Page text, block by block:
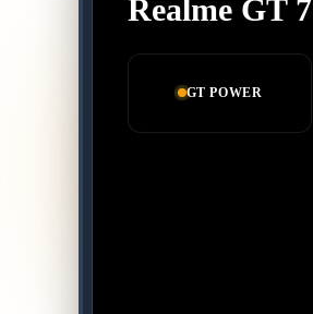
Realme GT 7
GT POWER